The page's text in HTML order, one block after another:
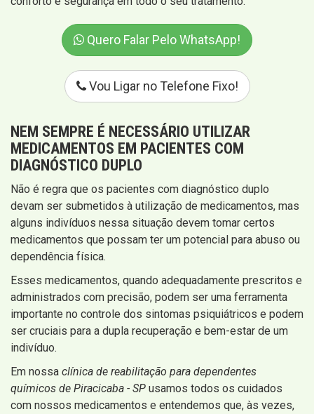
Quero Falar Pelo WhatsApp!
Vou Ligar no Telefone Fixo!
NEM SEMPRE É NECESSÁRIO UTILIZAR
MEDICAMENTOS EM PACIENTES COM
DIAGNÓSTICO DUPLO
Não é regra que os pacientes com diagnóstico duplo
devam ser submetidos à utilização de medicamentos, mas
alguns indivíduos nessa situação devem tomar certos
medicamentos que possam ter um potencial para abuso ou
dependência física.
Esses medicamentos, quando adequadamente prescritos e
administrados com precisão, podem ser uma ferramenta
importante no controle dos sintomas psiquiátricos e podem
ser cruciais para a dupla recuperação e bem-estar de um
indivíduo.
Em nossa clínica de reabilitação para dependentes
químicos de Piracicaba - SP usamos todos os cuidados
com nossos medicamentos e entendemos que, às vezes,